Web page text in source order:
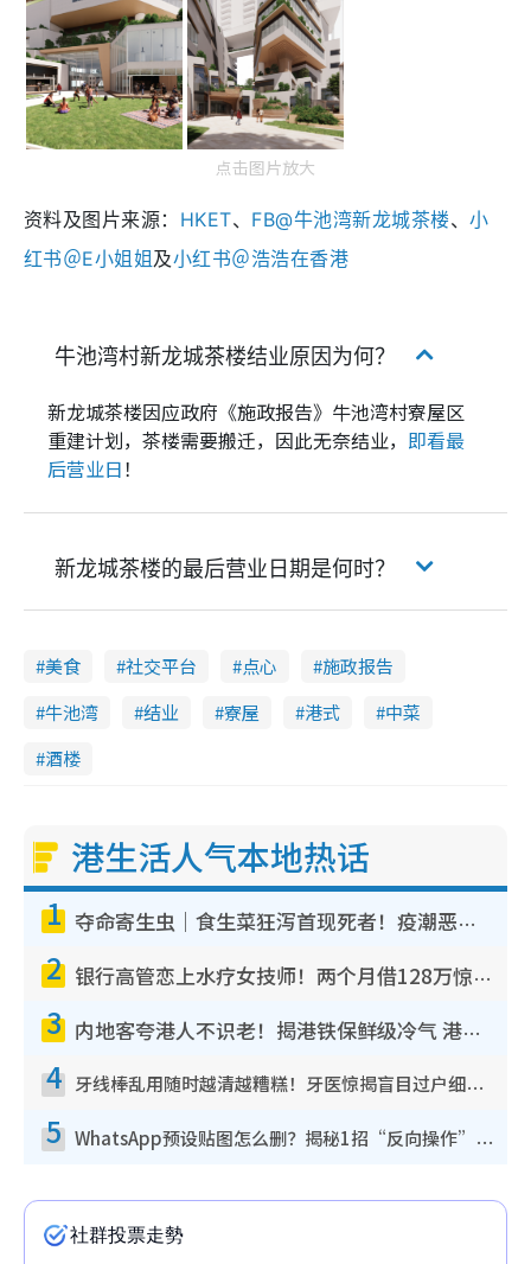
点击图片放大
资料及图片来源： HKET、 FB@牛池湾新龙城茶楼、小
红书＠E小姐姐及小红书＠浩浩在香港
牛池湾村新龙城茶楼结业原因为何？
新龙城茶楼因应政府《施政报告》牛池湾村寮屋区
重建计划，茶楼需要搬迁，因此无奈结业， 即看最
后营业日！
新龙城茶楼的最后营业日期是何时？
美食 社交平台 点心
施政报告
牛池湾
结业 寮屋 港式
中菜
酒楼
港生活人气本地热话
1 夺命寄生虫｜食生菜狂泻首现死者！疫潮恶化录1.8万宗病例 揭洗菜3大谬误
2 银行高管恋上水疗女技师！两个月借128万惊觉“沉船”沉落火海 揭背后疑似邪教操控卖淫
3 内地客夸港人不识老！揭港铁保鲜级冷气 港人求放过：别投诉
4 牙线棒乱用随时越清越糟糕！牙医惊揭盲目过户细菌恐致蛀牙：这种才是日常真保养
5 WhatsApp预设贴图怎么删？揭秘1招“反向操作”还原简洁界面 附3步实测教程